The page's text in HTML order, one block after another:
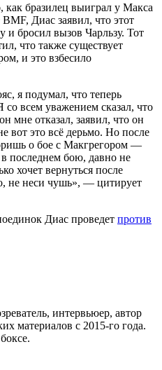
как бразилец выиграл у Макса
Диас заявил, что этот
и бросил вызов Чарльзу. Тот
что также существует
и это взбесило
я подумал, что теперь
всем уважением сказал, что
мне отказал, заявил, что он
вот это всё дерьмо. Но после
о бое с Макгрегором —
последнем бою, давно не
хочет вернуться после
не неси чушь», — цитирует
Диас проведет против
интервьюер, автор
материалов с 2015-го года.